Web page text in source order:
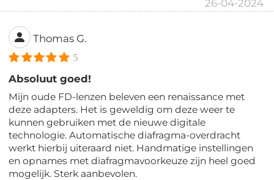
26-04-2024
Thomas G.
5
Absoluut goed!
Mijn oude FD-lenzen beleven een renaissance met
deze adapters. Het is geweldig om deze weer te
kunnen gebruiken met de nieuwe digitale
technologie. Automatische diafragma-overdracht
werkt hierbij uiteraard niet. Handmatige instellingen
en opnames met diafragmavoorkeuze zijn heel goed
mogelijk. Sterk aanbevolen.